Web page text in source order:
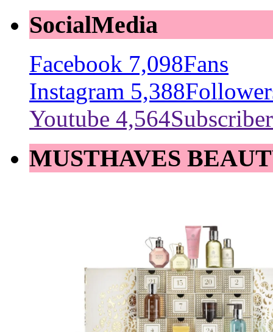
SocialMedia
Facebook 7,098Fans
Instagram 5,388
Youtube 4,564Subscriber
MUSTHAVES